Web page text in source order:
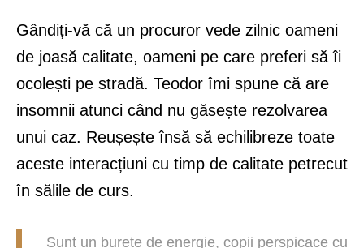
Gândiți-vă că un procuror vede zilnic oameni
de joasă calitate, oameni pe care preferi să îi
ocolești pe stradă. Teodor îmi spune că are
insomnii atunci când nu găsește rezolvarea
unui caz. Reușește însă să echilibreze toate
aceste interacțiuni cu timp de calitate petrecut
în sălile de curs.
Sunt un burete de energie, copii perspicace cu